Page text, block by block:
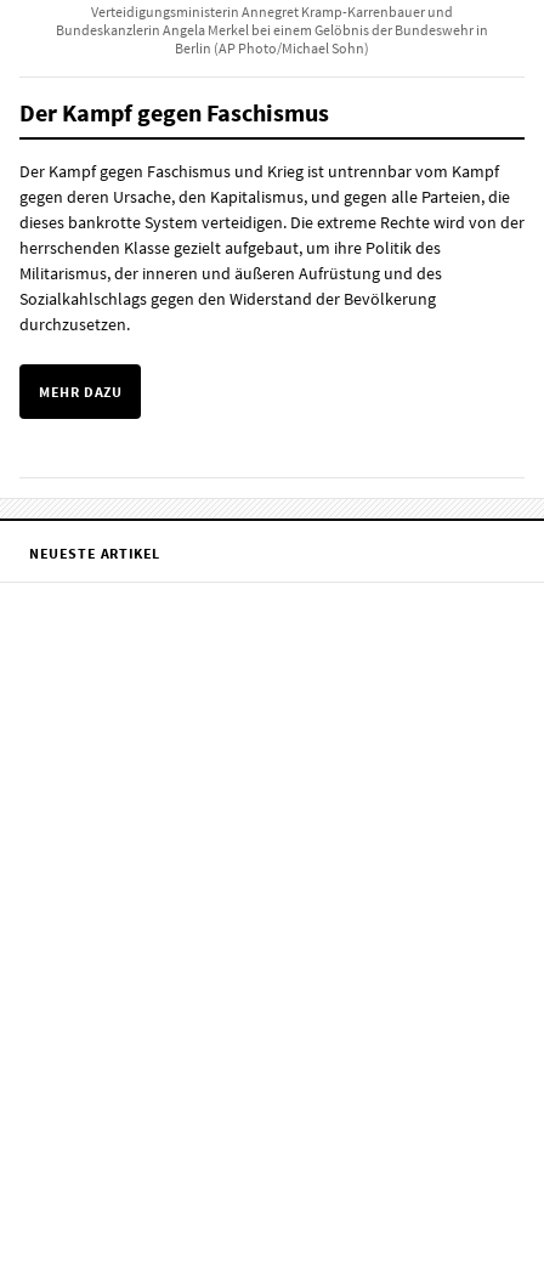
Verteidigungsministerin Annegret Kramp-Karrenbauer und
Bundeskanzlerin Angela Merkel bei einem Gelöbnis der Bundeswehr in
Berlin (AP Photo/Michael Sohn)
Der Kampf gegen Faschismus
Der Kampf gegen Faschismus und Krieg ist untrennbar vom Kampf
gegen deren Ursache, den Kapitalismus, und gegen alle Parteien, die
dieses bankrotte System verteidigen. Die extreme Rechte wird von der
herrschenden Klasse gezielt aufgebaut, um ihre Politik des
Militarismus, der inneren und äußeren Aufrüstung und des
Sozialkahlschlags gegen den Widerstand der Bevölkerung
durchzusetzen.
MEHR DAZU
NEUESTE ARTIKEL